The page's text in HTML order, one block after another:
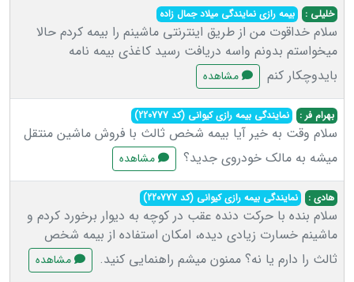
خلیلی : بیمه رازی نمایندگی میلاد جمال زاده
سلام خداقوت من از طریق اینترنتی ماشینم را بیمه کردم حالا
میخواستم بدونم واسه دریافت رسید کاغذی بیمه نامه
بایدوچکار کنم
مشاهده
بهرام فر : نمایندگی بیمه رازی کیوانی (کد 220777)
سلام وقت به خیر آیا بیمه شخص ثالث با فروش ماشین منتقل
میشه به مالک خودروی جدید؟
مشاهده
هادی : نمایندگی بیمه رازی کیوانی (کد 220777)
سلام بنده با حرکت دنده عقب در کوچه به دیوار برخورد کردم و
ماشینم خسارت زیادی دیده، امکان استفاده از بیمه شخص
ثالث را دارم یا نه؟ ممنون میشم راهنمایی کنید.
مشاهده